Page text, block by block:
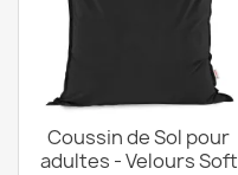
Coussin de Sol pour
adultes - Velours Soft